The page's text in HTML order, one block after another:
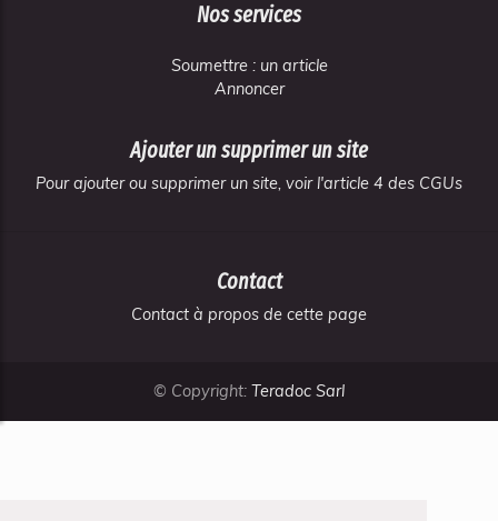
Nos services
Soumettre : un article
Annoncer
Ajouter un supprimer un site
Pour ajouter ou supprimer un site, voir l'article 4 des CGUs
Contact
Contact à propos de cette page
© Copyright: Teradoc Sarl